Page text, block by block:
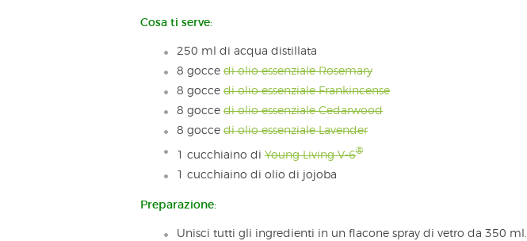
Cosa ti serve:
250 ml di acqua distillata
8 gocce di olio essenziale Rosemary
8 gocce di olio essenziale Frankincense
8 gocce di olio essenziale Cedarwood
8 gocce di olio essenziale Lavender
1 cucchiaino di Young Living V-6®
1 cucchiaino di olio di jojoba
Preparazione:
Unisci tutti gli ingredienti in un flacone spray di vetro da 350 ml.